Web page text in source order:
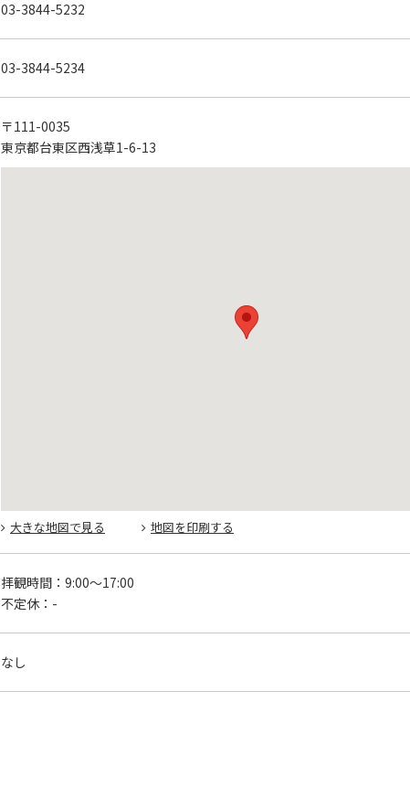
03-3844-5232
03-3844-5234
〒111-0035
東京都台東区西浅草1-6-13
大きな地図で見る 地図を印刷する
拝観時間： 9:00～17:00
不定休： -
なし